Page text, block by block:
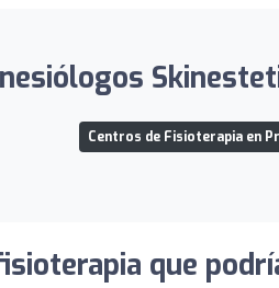
Centros de Fisioterapia en
que